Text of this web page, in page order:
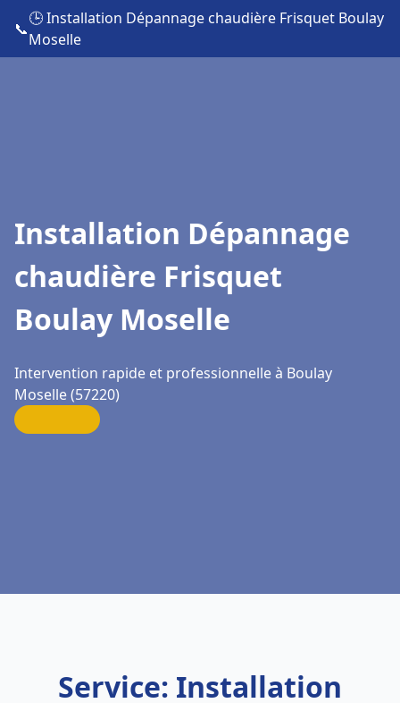
📞
🕒 Installation Dépannage chaudière Frisquet Boulay
Moselle
Installation Dépannage
chaudière Frisquet
Boulay Moselle
Intervention rapide et professionnelle à Boulay
Moselle (57220)
Service: Installation